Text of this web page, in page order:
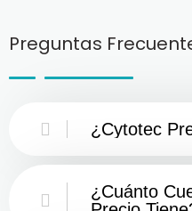
Preguntas
¿Cytotec
¿Cuánto